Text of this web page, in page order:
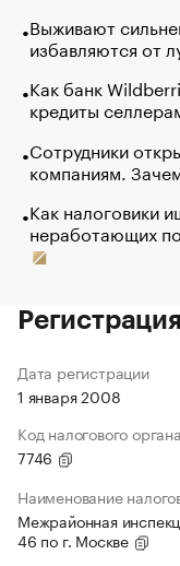
Выживают
избавляются от
Как банк
кредиты
Сотрудники
компаниям.
Как налоговики
неработающих
Дата регистрации
1 января 2008
Код налогового органа
7746
Наименование
Межрайонная
46 по г. Москве